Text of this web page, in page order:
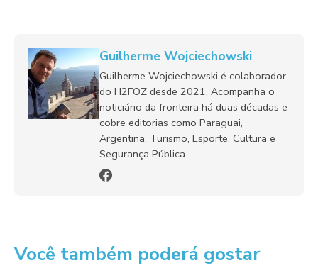
Guilherme Wojciechowski
Guilherme Wojciechowski é colaborador
do H2FOZ desde 2021. Acompanha o
noticiário da fronteira há duas décadas e
cobre editorias como Paraguai,
Argentina, Turismo, Esporte, Cultura e
Segurança Pública.
Você também poderá gostar